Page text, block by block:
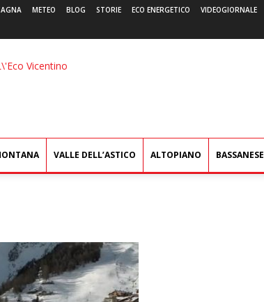
METEO BLOG STORIE ECO ENERGETICO VIDEOGIORNALE
L'Eco
VALLE DELL’ASTICO ALTOPIANO BASSANESE